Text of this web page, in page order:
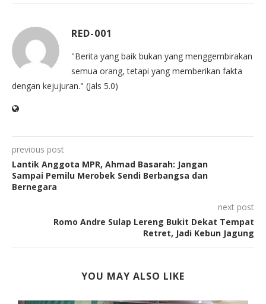
RED-001
"Berita yang baik bukan yang menggembirakan
semua orang, tetapi yang memberikan fakta
dengan kejujuran." (Jals 5.0)
previous post
Lantik Anggota MPR, Ahmad Basarah: Jangan
Sampai Pemilu Merobek Sendi Berbangsa dan
Bernegara
next post
Romo Andre Sulap Lereng Bukit Dekat Tempat
Retret, Jadi Kebun Jagung
YOU MAY ALSO LIKE